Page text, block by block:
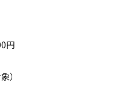
円
）